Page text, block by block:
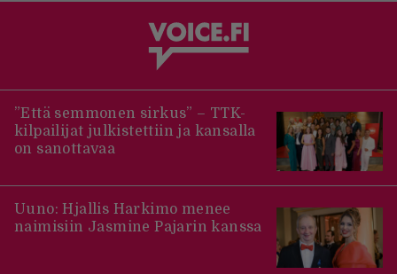
”Että semmonen sirkus” – TTK-
kilpailijat julkistettiin ja kansalla
on sanottavaa
Uuno: Hjallis Harkimo menee
naimisiin Jasmine Pajarin kanssa